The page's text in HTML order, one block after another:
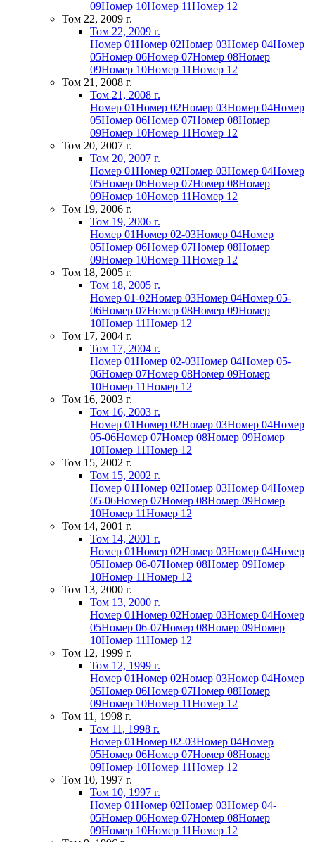
09Номер 10Номер 11Номер 12
Том 22, 2009 г.
Том 22, 2009 г.
Номер 01Номер 02Номер 03Номер 04Номер
05Номер 06Номер 07Номер 08Номер
09Номер 10Номер 11Номер 12
Том 21, 2008 г.
Том 21, 2008 г.
Номер 01Номер 02Номер 03Номер 04Номер
05Номер 06Номер 07Номер 08Номер
09Номер 10Номер 11Номер 12
Том 20, 2007 г.
Том 20, 2007 г.
Номер 01Номер 02Номер 03Номер 04Номер
05Номер 06Номер 07Номер 08Номер
09Номер 10Номер 11Номер 12
Том 19, 2006 г.
Том 19, 2006 г.
Номер 01Номер 02-03Номер 04Номер
05Номер 06Номер 07Номер 08Номер
09Номер 10Номер 11Номер 12
Том 18, 2005 г.
Том 18, 2005 г.
Номер 01-02Номер 03Номер 04Номер 05-
06Номер 07Номер 08Номер 09Номер
10Номер 11Номер 12
Том 17, 2004 г.
Том 17, 2004 г.
Номер 01Номер 02-03Номер 04Номер 05-
06Номер 07Номер 08Номер 09Номер
10Номер 11Номер 12
Том 16, 2003 г.
Том 16, 2003 г.
Номер 01Номер 02Номер 03Номер 04Номер
05-06Номер 07Номер 08Номер 09Номер
10Номер 11Номер 12
Том 15, 2002 г.
Том 15, 2002 г.
Номер 01Номер 02Номер 03Номер 04Номер
05-06Номер 07Номер 08Номер 09Номер
10Номер 11Номер 12
Том 14, 2001 г.
Том 14, 2001 г.
Номер 01Номер 02Номер 03Номер 04Номер
05Номер 06-07Номер 08Номер 09Номер
10Номер 11Номер 12
Том 13, 2000 г.
Том 13, 2000 г.
Номер 01Номер 02Номер 03Номер 04Номер
05Номер 06-07Номер 08Номер 09Номер
10Номер 11Номер 12
Том 12, 1999 г.
Том 12, 1999 г.
Номер 01Номер 02Номер 03Номер 04Номер
05Номер 06Номер 07Номер 08Номер
09Номер 10Номер 11Номер 12
Том 11, 1998 г.
Том 11, 1998 г.
Номер 01Номер 02-03Номер 04Номер
05Номер 06Номер 07Номер 08Номер
09Номер 10Номер 11Номер 12
Том 10, 1997 г.
Том 10, 1997 г.
Номер 01Номер 02Номер 03Номер 04-
05Номер 06Номер 07Номер 08Номер
09Номер 10Номер 11Номер 12